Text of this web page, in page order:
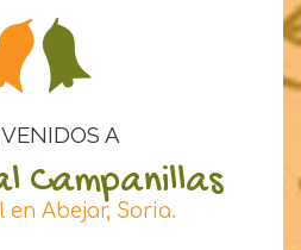
A
Campanillas
en Abejar, Soria.